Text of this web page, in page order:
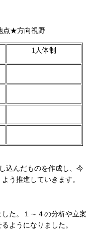
点★方向視野
1人体制
込んだものを作成し、今
う推進していきます。
た。１～４の分析や立案
ようになりました。